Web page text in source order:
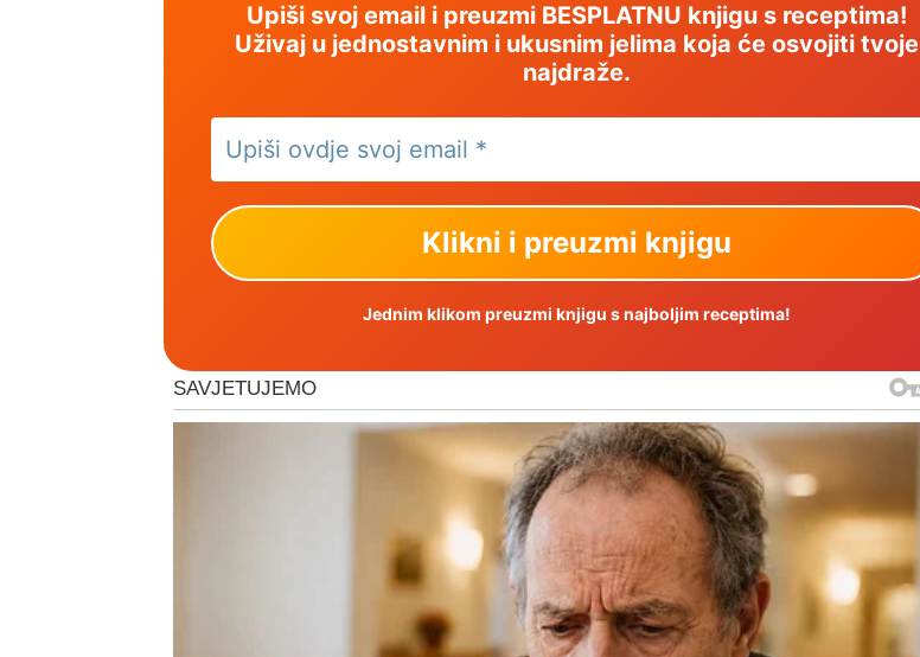
Upiši svoj email i preuzmi BESPLATNU knjigu s receptima!
Uživaj u jednostavnim i ukusnim jelima koja će osvojiti tvoje
najdraže.
Jednim klikom preuzmi knjigu s najboljim receptima!